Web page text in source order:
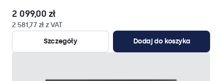
2 099,00 zł
2 581,77 zł z VAT
Szczegóły
Dodaj do koszyka